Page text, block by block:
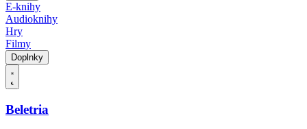
E-knihy
Audioknihy
Hry
Filmy
Doplnky
Beletria